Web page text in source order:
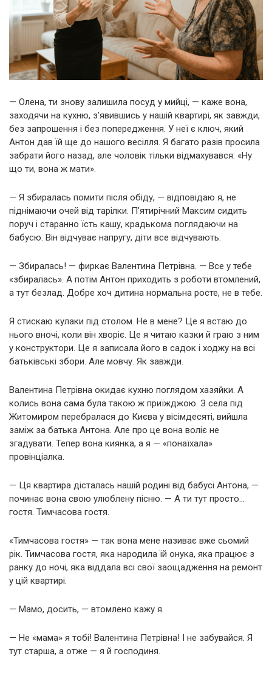
— Олена, ти знову залишила посуд у мийці, — каже вона,
заходячи на кухню, з’явившись у нашій квартирі, як завжди,
без запрошення і без попередження. У неї є ключ, який
Антон дав їй ще до нашого весілля. Я багато разів просила
забрати його назад, але чоловік тільки відмахувався: «Ну
що ти, вона ж мати».
— Я збиралась помити після обіду, — відповідаю я, не
піднімаючи очей від тарілки. П’ятирічний Максим сидить
поруч і старанно їсть кашу, крадькома поглядаючи на
бабусю. Він відчуває напругу, діти все відчувають.
— Збиралась! — фиркає Валентина Петрівна. — Все у тебе
«збиралась». А потім Антон приходить з роботи втомлений,
а тут безлад. Добре хоч дитина нормальна росте, не в тебе.
Я стискаю кулаки під столом. Не в мене? Це я встаю до
нього вночі, коли він хворіє. Це я читаю казки й граю з ним
у конструктори. Це я записала його в садок і ходжу на всі
батьківські збори. Але мовчу. Як завжди.
Валентина Петрівна окидає кухню поглядом хазяйки. А
колись вона сама була такою ж приїжджою. З села під
Житомиром перебралася до Києва у вісімдесяті, вийшла
заміж за батька Антона. Але про це вона воліє не
згадувати. Тепер вона киянка, а я — «понаїхала»
провінціалка.
— Ця квартира дісталась нашій родині від бабусі Антона, —
починає вона свою улюблену пісню. — А ти тут просто…
гостя. Тимчасова гостя.
«Тимчасова гостя» — так вона мене називає вже сьомий
рік. Тимчасова гостя, яка народила їй онука, яка працює з
ранку до ночі, яка віддала всі свої заощадження на ремонт
у цій квартирі.
— Мамо, досить, — втомлено кажу я.
— Не «мама» я тобі! Валентина Петрівна! І не забувайся. Я
тут старша, а отже — я й господиня.